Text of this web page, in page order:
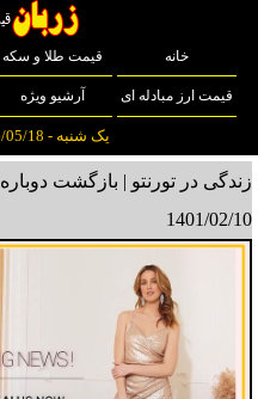
خانه قیمت طلا و سکه
قیمت ارز مبادله ای آرشیو ویژه
یک شنبه - 1405/05/18 - Aug 08 2026
زندگی در تورنتو | بازگشت دوباره Le Château به کانادا
1401/02/10